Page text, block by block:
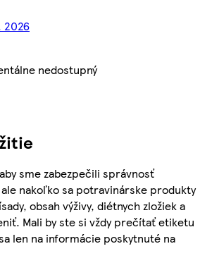
2026
nedostupný
sme zabezpečili správnosť
nakoľko sa potravinárske produkty
obsah výživy, diétnych zložiek a
Mali by ste si vždy prečítať etiketu
len na informácie poskytnuté na